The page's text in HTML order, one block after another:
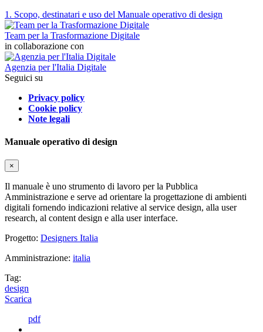
1. Scopo, destinatari e uso del Manuale operativo di design
Team per la Trasformazione Digitale
in collaborazione con
Agenzia per l'Italia Digitale
Seguici su
Privacy policy
Cookie policy
Note legali
Manuale operativo di design
×
Il manuale è uno strumento di lavoro per la Pubblica
Amministrazione e serve ad orientare la progettazione di ambienti
digitali fornendo indicazioni relative al service design, alla user
research, al content design e alla user interface.
Progetto: Designers Italia
Amministrazione: italia
Tag:
design
Scarica
pdf